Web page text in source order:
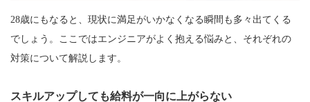
28歳にもなると、現状に満足がいかなくなる瞬間も多々出てくる
でしょう。ここではエンジニアがよく抱える悩みと、それぞれの
対策について解説します。
スキルアップしても給料が一向に上がらない